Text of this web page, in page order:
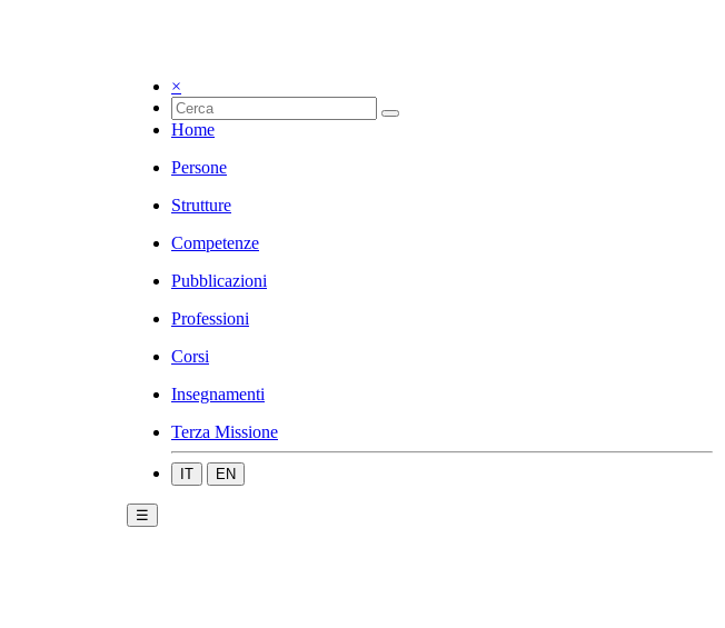
×
Home
Persone
Strutture
Competenze
Pubblicazioni
Professioni
Corsi
Insegnamenti
Terza Missione
IT EN
☰